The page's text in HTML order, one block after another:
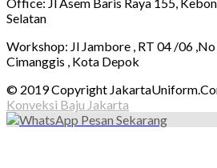
Selatan
Workshop: Jl Jambore , RT 04 /06
Cimanggis , Kota Depok
© 2019 Copyright
Konveksi Baju Jakarta
Pesan Sekarang